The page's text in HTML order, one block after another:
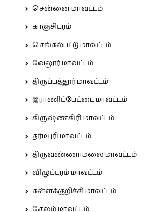
சென்னை மாவட்டம்
காஞ்சிபுரம்
செங்கல்பட்டு மாவட்டம்
வேலூர் மாவட்டம்
திருப்பத்தூர் மாவட்டம்
இராணிப்பேட்டை மாவட்டம்
கிருஷ்ணகிரி மாவட்டம்
தர்மபுரி மாவட்டம்
திருவண்ணாமலை மாவட்டம்
விழுப்புரம் மாவட்டம்
கள்ளக்குறிச்சி மாவட்டம்
சேலம் மாவட்டம்